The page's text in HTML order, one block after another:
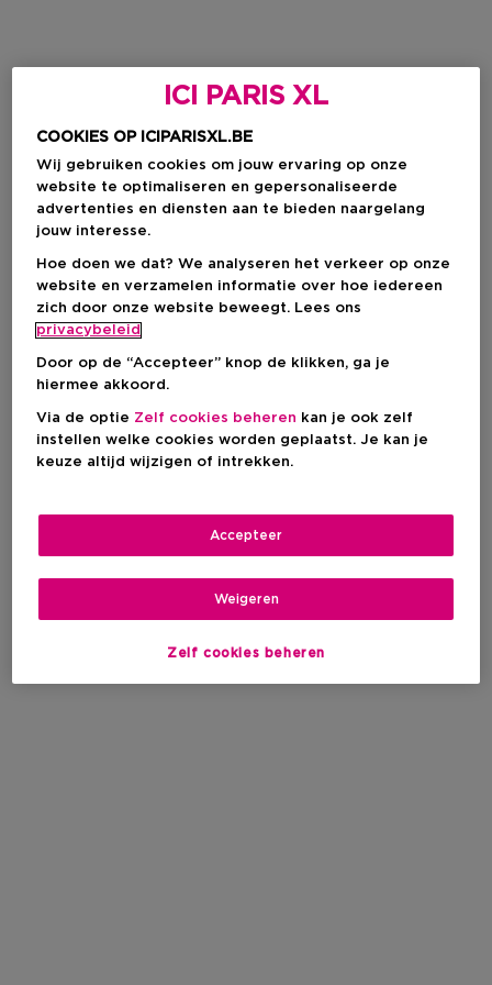
ICI PARIS XL
COOKIES OP ICIPARISXL.BE
Wij gebruiken cookies om jouw ervaring op onze
website te optimaliseren en gepersonaliseerde
advertenties en diensten aan te bieden naargelang
jouw interesse.
Hoe doen we dat? We analyseren het verkeer op onze
website en verzamelen informatie over hoe iedereen
zich door onze website beweegt. Lees ons
privacybeleid
Door op de “Accepteer” knop de klikken, ga je
hiermee akkoord.
Via de optie Zelf cookies beheren kan je ook zelf
instellen welke cookies worden geplaatst. Je kan je
keuze altijd wijzigen of intrekken.
Zelf cookies beheren
Weigeren
Accepteer